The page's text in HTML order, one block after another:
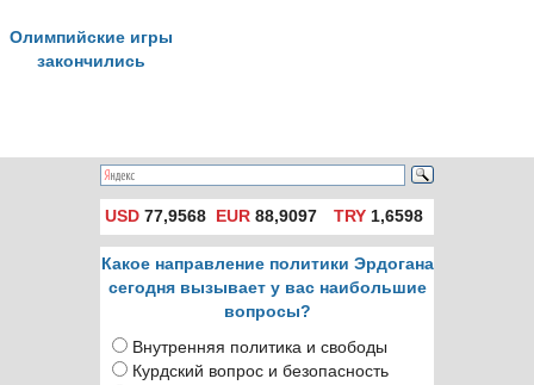
Олимпийские игры
закончились
USD 77,9568 EUR 88,9097 TRY1,6598
Какое направление политики Эрдогана
сегодня вызывает у вас наибольшие
вопросы?
Внутренняя политика и свободы
Курдский вопрос и безопасность